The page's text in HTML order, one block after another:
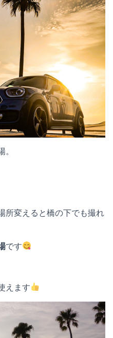
所変えると橋の下でも撮れ
です
えます